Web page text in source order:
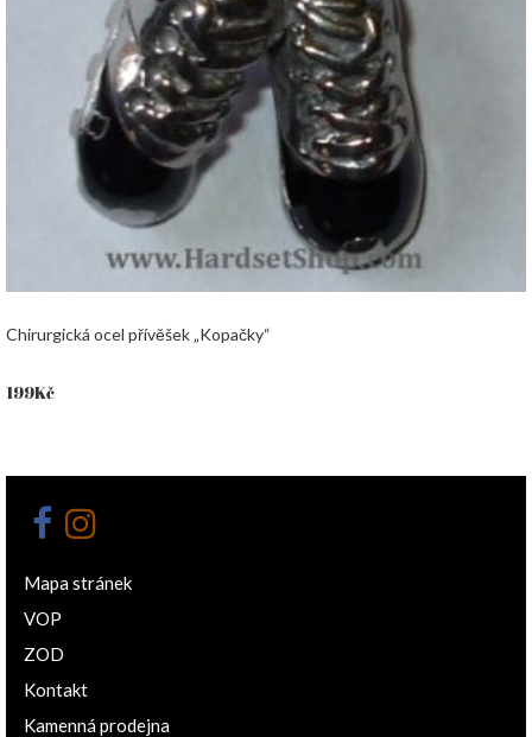
Chirurgická ocel přívěšek „Kopačky“
199Kč
Mapa stránek
VOP
ZOD
Kontakt
Kamenná prodejna